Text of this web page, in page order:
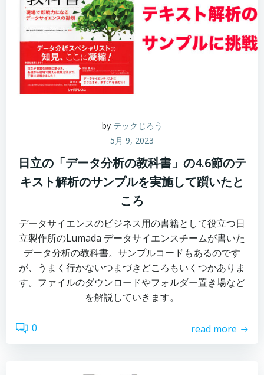
by テックじろう
5月 9, 2023
日立の「データ分析の教科書」の4.6節のテ
キスト解析のサンプルを実施して躓いたと
ころ
データサイエンスのビジネス用の書籍として役立つ日
立製作所のLumada データサイエンスチームが書いた
データ分析の教科書。サンプルコードもあるのです
が、うまく行かないつまづきどころもいくつかありま
す。ファイルのダウンロードやフォルダー置き場など
を解説していきます。
0 read more